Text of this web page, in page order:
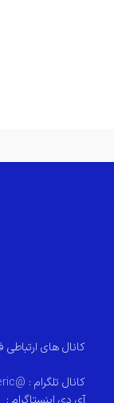
کانال های ارتباطی
کانال تلگرام : @raad_electeric